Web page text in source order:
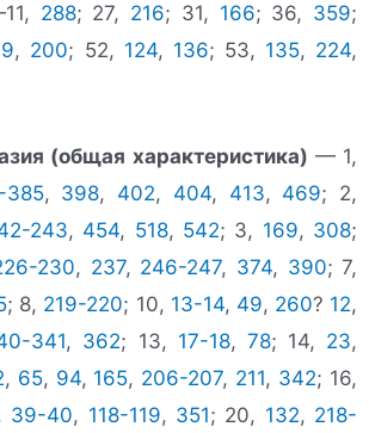
288; 27, 216; 31, 166; 36, 359;
, 200; 52, 124, 136; 53, 135, 224,
(общая характеристика) — 1,
385, 398, 402, 404, 413, 469; 2,
243, 454, 518, 542; 3, 169, 308;
230, 237, 246-247, 374, 390; 7,
; 8, 219-220; 10, 13-14, 49, 260? 12,
341, 362; 13, 17-18, 78; 14, 23,
, 65, 94, 165, 206-207, 211, 342; 16,
39-40, 118-119, 351; 20, 132, 218-